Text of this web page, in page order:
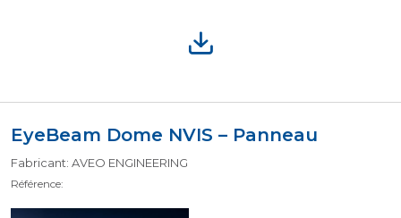
EyeBeam Dome NVIS – Panneau
Fabricant: AVEO ENGINEERING
Référence: